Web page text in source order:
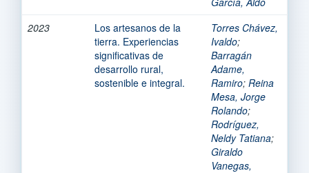
2023
Los artesanos de la
tierra. Experiencias
significativas de
desarrollo rural,
sostenible e integral.
Torres Chávez,
Ivaldo;
Barragán
Adame,
Ramiro; Reina
Mesa, Jorge
Rolando;
Rodríguez,
Neldy Tatiana;
Giraldo
Vanegas,